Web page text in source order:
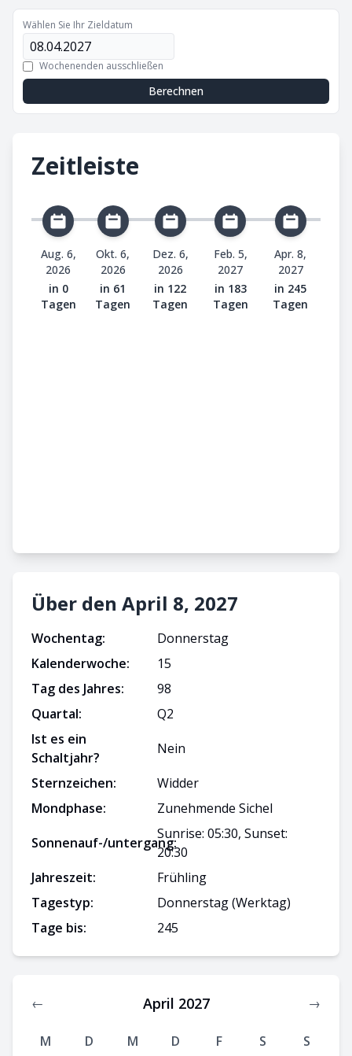
Wählen Sie Ihr Zieldatum
Wochenenden ausschließen
Berechnen
Zeitleiste
Aug. 6,
2026
in 0
Tagen
Okt. 6,
2026
in 61
Tagen
Dez. 6,
2026
in 122
Tagen
Feb. 5,
2027
in 183
Tagen
Apr. 8,
2027
in 245
Tagen
Über den April 8, 2027
Wochentag:
Donnerstag
Kalenderwoche:
15
Tag des Jahres:
98
Quartal:
Q2
Ist es ein
Schaltjahr?
Nein
Sternzeichen:
Widder
Mondphase:
Zunehmende Sichel
Sonnenauf-/untergang:
Sunrise: 05:30, Sunset:
20:30
Jahreszeit:
Frühling
Tagestyp:
Donnerstag(Werktag)
Tage bis:
245
← April 2027 →
M D M D F S S